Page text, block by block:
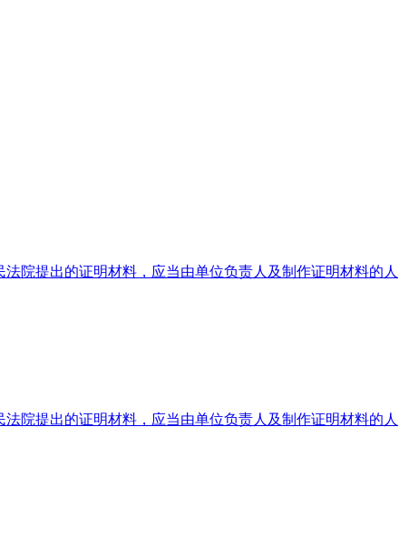
院提出的证明材料，应当由单位负责人及制作证明材料的人
院提出的证明材料，应当由单位负责人及制作证明材料的人